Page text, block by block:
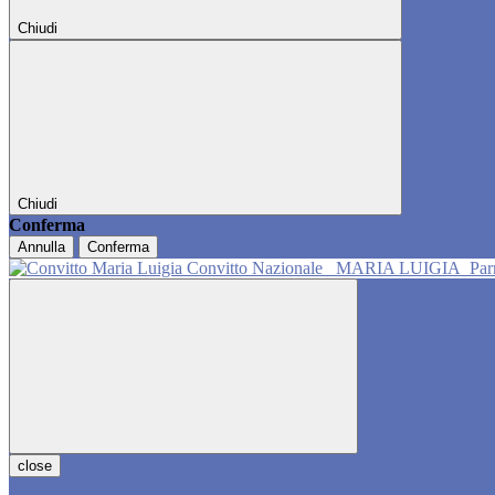
Chiudi
Chiudi
Conferma
Annulla Conferma
Convitto Nazionale MARIA LUIGIA
close